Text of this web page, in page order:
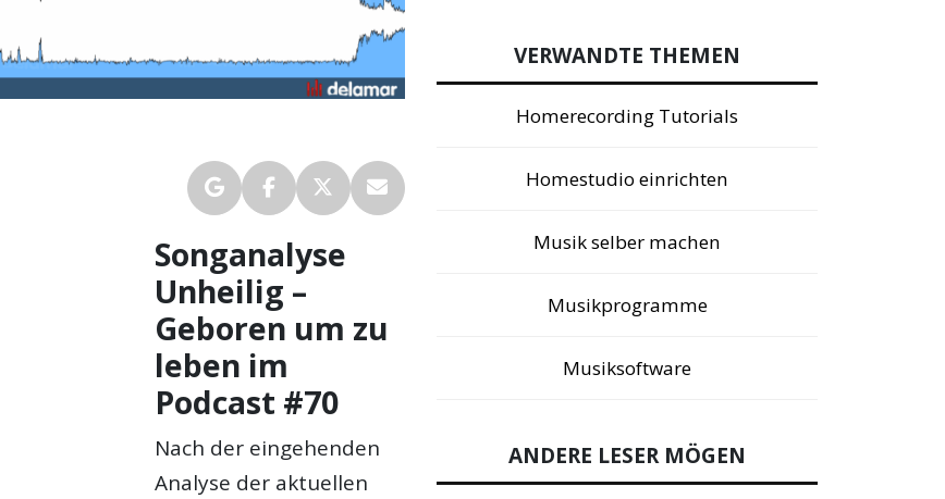
Songanalyse
Unheilig –
Geboren um zu
leben im
Podcast #70
Nach der eingehenden
Analyse der aktuellen
VERWANDTE THEMEN
Homerecording Tutorials
Homestudio einrichten
Musik selber machen
Musikprogramme
Musiksoftware
ANDERE LESER MÖGEN